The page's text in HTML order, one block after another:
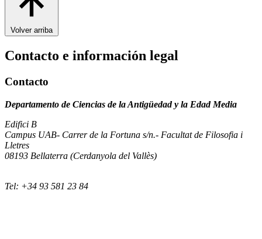
Volver arriba
Contacto e información legal
Contacto
Departamento de Ciencias de la Antigüedad y la Edad Media
Edifici B
Campus UAB- Carrer de la Fortuna s/n.- Facultat de Filosofia i
Lletres
08193 Bellaterra (Cerdanyola del Vallès)
Tel: +34 93 581 23 84